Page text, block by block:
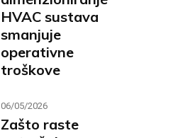
HVAC sustava
smanjuje
operativne
troškove
06/05/2026
Zašto raste